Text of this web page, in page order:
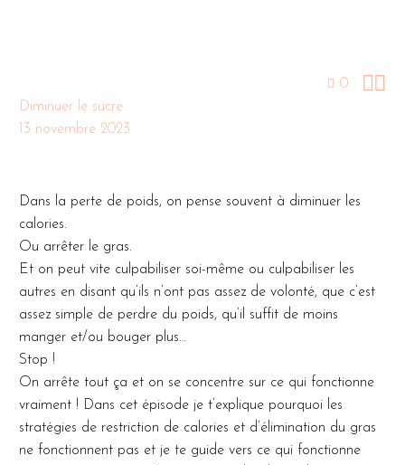
0 
Diminuer le sucre
13 novembre 2023
Dans la perte de poids, on pense souvent à diminuer les
calories.
Ou arrêter le gras.
Et on peut vite culpabiliser soi-même ou culpabiliser les
autres en disant qu’ils n’ont pas assez de volonté, que c’est
assez simple de perdre du poids, qu’il suffit de moins
manger et/ou bouger plus…
Stop !
On arrête tout ça et on se concentre sur ce qui fonctionne
vraiment ! Dans cet épisode je t’explique pourquoi les
stratégies de restriction de calories et d’élimination du gras
ne fonctionnent pas et je te guide vers ce qui fonctionne